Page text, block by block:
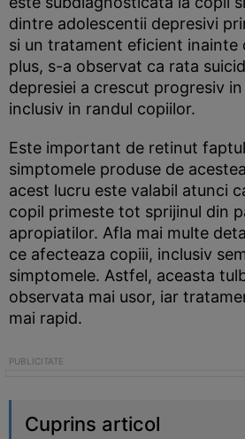
dintre adolescentii depresivi
si un tratament eficient inainte
plus, s-a observat ca rata
depresiei a crescut progresiv
inclusiv in randul copiilor.
Este important de retinut
simptomele produse de
acest lucru este valabil atunci
copil primeste tot sprijinul din
apropiatilor. Afla mai multe
ce afecteaza copiii, inclusiv
simptomele. Astfel, aceasta
observata mai usor, iar
mai rapid.
Cuprins articol